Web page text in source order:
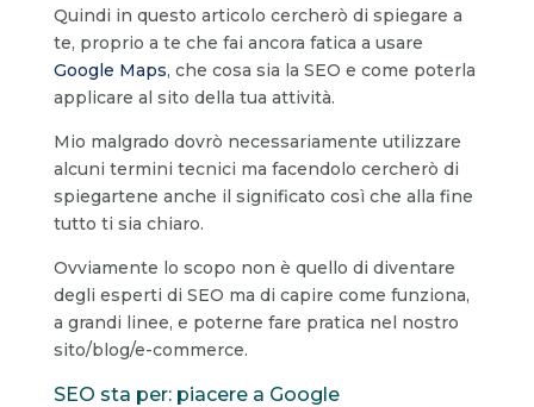
Quindi in questo articolo cercherò di spiegare a
te, proprio a te che fai ancora fatica a usare
Google Maps, che cosa sia la SEO e come poterla
applicare al sito della tua attività.
Mio malgrado dovrò necessariamente utilizzare
alcuni termini tecnici ma facendolo cercherò di
spiegartene anche il significato così che alla fine
tutto ti sia chiaro.
Ovviamente lo scopo non è quello di diventare
degli esperti di SEO ma di capire come funziona,
a grandi linee, e poterne fare pratica nel nostro
sito/blog/e-commerce.
SEO sta per: piacere a Google